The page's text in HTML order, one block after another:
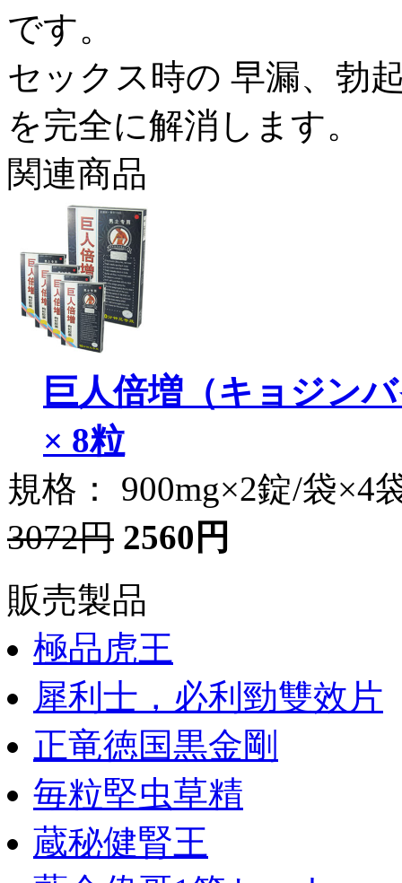
です。
セックス時の 早漏、勃
を完全に解消します。
関連商品
巨人倍増（キョジン
× 8粒
規格： 900mg×2錠/袋×4
3072円 2560円
販売製品
極品虎王
犀利士，必利勁雙效片
正竜徳国黒金剛
毎粒堅虫草精
蔵秘健腎王